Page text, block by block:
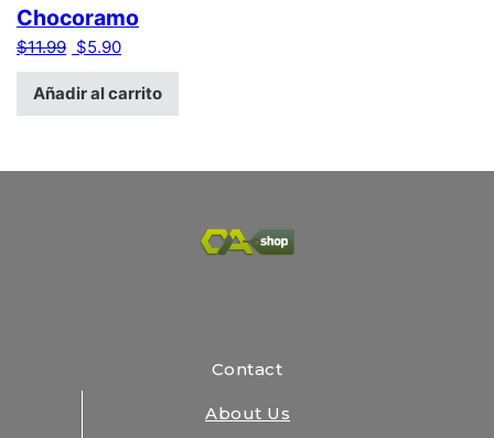
Chocoramo
$11.99 El precio original era: $11.99.
$5.90El precio actual es: $5.90.
Añadir al carrito
Contact
About Us